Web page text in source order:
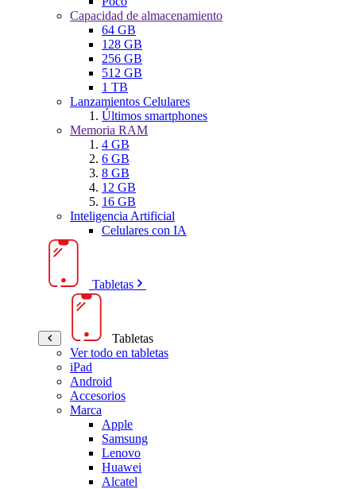
Capacidad de almacenamiento
64 GB
128 GB
256 GB
512 GB
1 TB
Lanzamientos Celulares
Últimos smartphones
Memoria RAM
4 GB
6 GB
8 GB
12 GB
16 GB
Inteligencia Artificial
Celulares con IA
Tabletas
Tabletas
Ver todo en tabletas
iPad
Android
Accesorios
Marca
Apple
Samsung
Lenovo
Huawei
Alcatel